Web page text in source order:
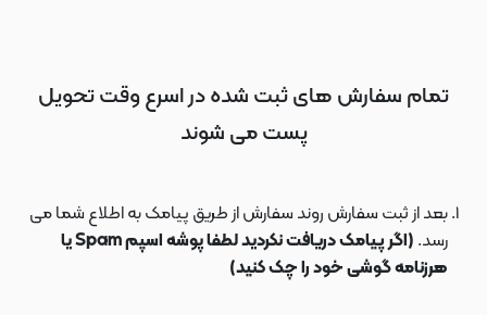
تمام سفارش های ثبت شده در اسرع وقت تحویل
پست می شوند
بعد از ثبت سفارش روند سفارش از طریق پیامک به اطلاع شما می
رسد.
(اگر پیامک دریافت نکردید لطفا پوشه اسپم Spam یا
هرزنامه گوشی خود را چک کنید)